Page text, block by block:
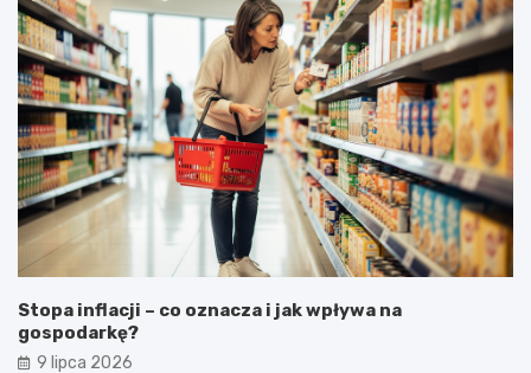
Stopa inflacji – co oznacza i jak wpływa na
gospodarkę?
9 lipca 2026